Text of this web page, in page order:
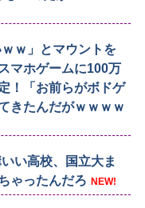
ｗ」とマウントを
マホゲームに100万
！「お前らがボドゲ
きたんだがｗｗｗｗ
い高校、国立大ま
ゃったんだろ NEW!